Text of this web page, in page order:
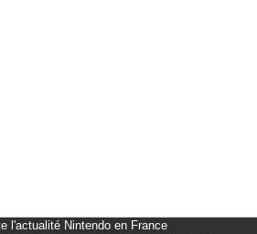
l'actualité Nintendo en France